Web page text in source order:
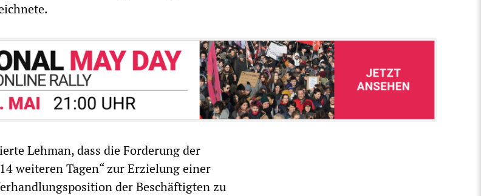
Lehman, dass die Forderung der
weiteren Tagen“ zur Erzielung einer
der Beschäftigten zu